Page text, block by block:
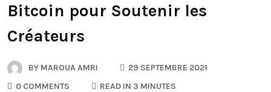
Bitcoin pour Soutenir les
Créateurs
BY MAROUA AMRI
29 SEPTEMBRE 2021
0 COMMENTS
READ IN 3 MINUTES